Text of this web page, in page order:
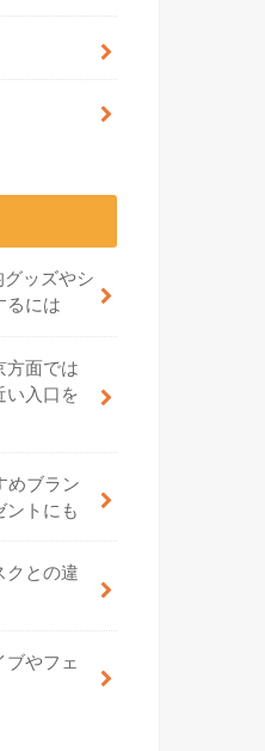
ッズやシ
るには
方面では
い入口を
めブラン
ントにも
クとの違
ブやフェ